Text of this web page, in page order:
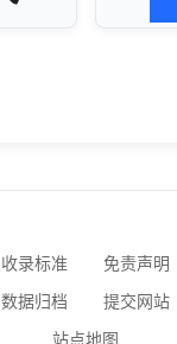
收录标准 免责声明
数据归档 提交网站
站点地图